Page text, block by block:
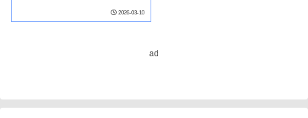
water spikes could cost
billions）
2026-03-10
ad